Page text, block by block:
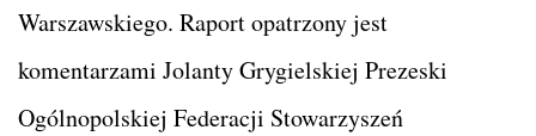
Warszawskiego. Raport opatrzony jest
komentarzami Jolanty Grygielskiej Prezeski
Ogólnopolskiej Federacji Stowarzyszeń